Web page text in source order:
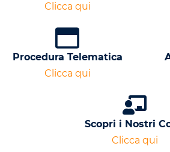
Clicca qui
Procedura Telematica
Clicca qui
Scopri i Nostri
Clicca qui